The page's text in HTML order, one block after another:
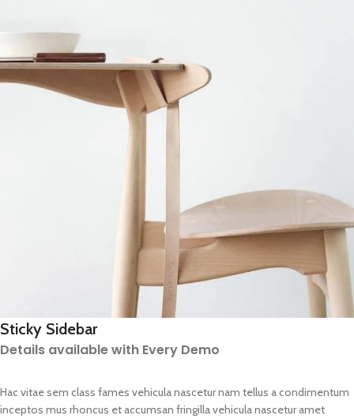
Sticky Sidebar
Details available with Every Demo
Hac vitae sem class fames vehicula nascetur nam tellus a condimentum
inceptos mus rhoncus et accumsan fringilla vehicula nascetur amet